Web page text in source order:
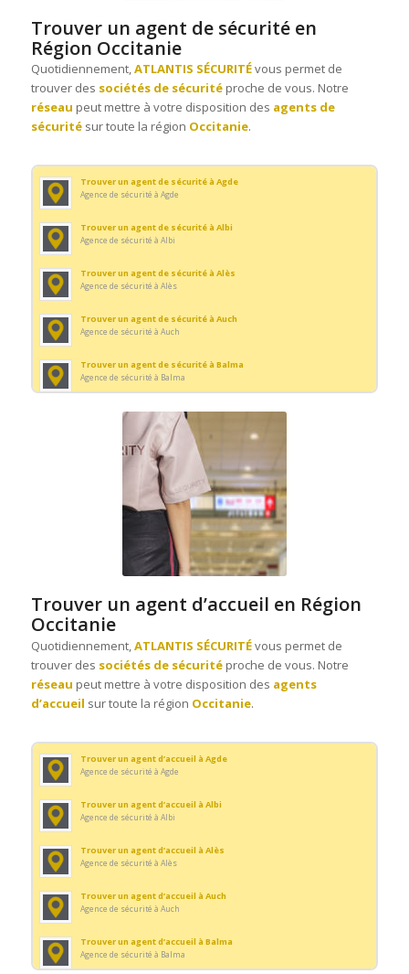
Trouver un agent de sécurité en
Région Occitanie
Quotidiennement,ATLANTIS SÉCURITÉvous permet de
trouver des sociétés de sécuritéproche de vous. Notre
réseau peut mettre à votre disposition des agents de
sécuritésur toute la région Occitanie.
Trouver un agent de sécurité à Agde
Agence de sécurité à Agde
Trouver un agent de sécurité à Albi
Agence de sécurité à Albi
Trouver un agent de sécurité à Alès
Agence de sécurité à Alès
Trouver un agent de sécurité à Auch
Agence de sécurité à Auch
Trouver un agent de sécurité à Balma
Agence de sécurité à Balma
Trouver un agent de sécurité à Beaucaire
Agence de sécurité à Beaucaire
Trouver un agent de sécurité à Canet-en-Roussillon
Agence de sécurité à Canet-en-Roussillon
Trouver un agent de sécurité à Carmaux
Agence de sécurité à Carmaux
Trouver un agent de sécurité à Castanet-Tolosan
Agence de sécurité à Castanet-Tolosan
Agence de sécurité à Castelnaudary
Trouver un agent de sécurité à Castelsarrasin
Agence de sécurité à Castelsarrasin
Trouver un agent de sécurité à Cugnaux
Agence de sécurité à Cugnaux
Agence de sécurité à Gaillac
Trouver un agent de sécurité à Graulhet
Trouver un agent de sécurité à Lattes
Trouver un agent de sécurité à L’Union
Trouver un agent de sécurité à Mazamet
Trouver un agent de sécurité à Mende
Trouver un agent d’accueil en Région
Occitanie
Quotidiennement,ATLANTIS SÉCURITÉvous permet de
trouver des sociétés de sécuritéproche de vous. Notre
réseau peut mettre à votre disposition des agents
d’accueil sur toute la région Occitanie.
Trouver un agent d’accueil à Agde
Agence de sécurité à Agde
Trouver un agent d’accueil à Albi
Agence de sécurité à Albi
Trouver un agent d’accueil à Alès
Agence de sécurité à Alès
Trouver un agent d’accueil à Auch
Agence de sécurité à Auch
Trouver un agent d’accueil à Balma
Agence de sécurité à Balma